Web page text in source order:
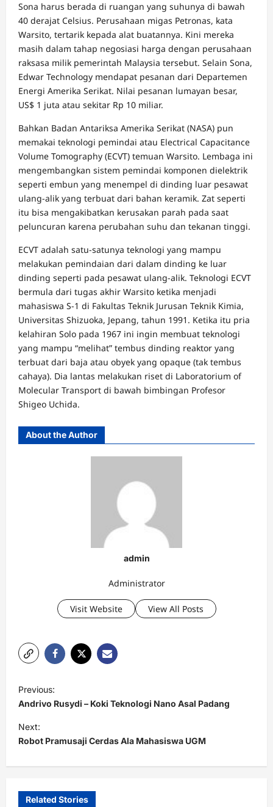
Sona harus berada di ruangan yang suhunya di bawah
40 derajat Celsius. Perusahaan migas Petronas, kata
Warsito, tertarik kepada alat buatannya. Kini mereka
masih dalam tahap negosiasi harga dengan perusahaan
raksasa milik pemerintah Malaysia tersebut. Selain Sona,
Edwar Technology mendapat pesanan dari Departemen
Energi Amerika Serikat. Nilai pesanan lumayan besar,
US$ 1 juta atau sekitar Rp 10 miliar.
Bahkan Badan Antariksa Amerika Serikat (NASA) pun
memakai teknologi pemindai atau Electrical Capacitance
Volume Tomography (ECVT) temuan Warsito. Lembaga ini
mengembangkan sistem pemindai komponen dielektrik
seperti embun yang menempel di dinding luar pesawat
ulang-alik yang terbuat dari bahan keramik. Zat seperti
itu bisa mengakibatkan kerusakan parah pada saat
peluncuran karena perubahan suhu dan tekanan tinggi.
ECVT adalah satu-satunya teknologi yang mampu
melakukan pemindaian dari dalam dinding ke luar
dinding seperti pada pesawat ulang-alik. Teknologi ECVT
bermula dari tugas akhir Warsito ketika menjadi
mahasiswa S-1 di Fakultas Teknik Jurusan Teknik Kimia,
Universitas Shizuoka, Jepang, tahun 1991. Ketika itu pria
kelahiran Solo pada 1967 ini ingin membuat teknologi
yang mampu “melihat” tembus dinding reaktor yang
terbuat dari baja atau obyek yang opaque (tak tembus
cahaya). Dia lantas melakukan riset di Laboratorium of
Molecular Transport di bawah bimbingan Profesor
Shigeo Uchida.
About the Author
admin
Administrator
Visit Website View All Posts
o
s
t
v
Previous:
Andrivo Rusydi – Koki Teknologi Nano Asal Padang
Next:
Robot Pramusaji Cerdas Ala Mahasiswa UGM
Related Stories